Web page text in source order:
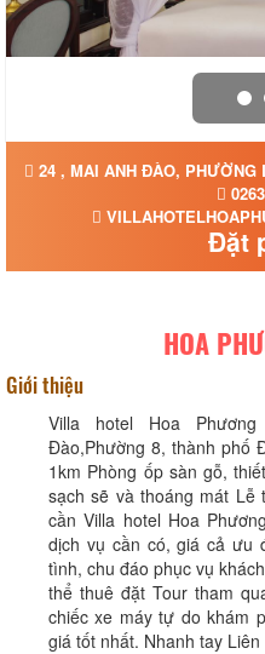
24 , MAI ANH ĐÀO, PHƯỜNG
Đặt
HOA
Giới thiệu
Villa hotel Hoa
Đào,Phường 8, thành phố
1km Phòng ốp sàn gỗ,
sạch sẽ và thoáng mát
cần Villa hotel Hoa
dịch vụ cần có, giá cả ưu
tình, chu đáo phục vụ
thể thuê đặt Tour tham
chiếc xe máy tự do khám
giá tốt nhất. Nhanh tay